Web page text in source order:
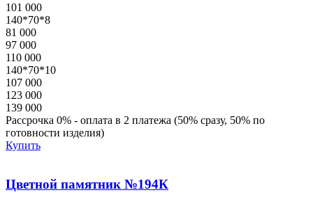
101 000
140*70*8
81 000
97 000
110 000
140*70*10
107 000
123 000
139 000
Рассрочка 0% - оплата в 2 платежа (50% сразу, 50% по
готовности изделия)
Купить
Цветной памятник №194К